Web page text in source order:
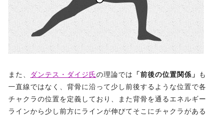
また、 ダンテス・ダイジ氏の理論では 「前後の位置関係」
も
一直線ではなく、背骨に沿って少し前後するような位置で各
チャクラの位置を定義しており、また背骨を通るエネルギー
ラインから少し前方にラインが伸びてそこにチャクラがある